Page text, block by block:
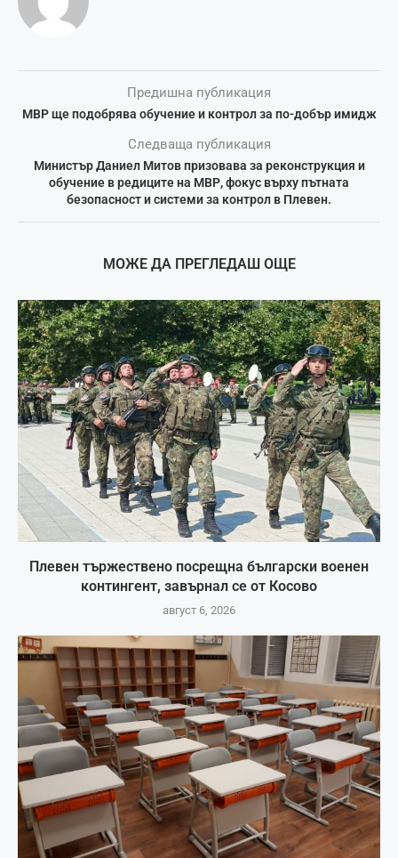
Предишна публикация
МВР ще подобрява обучение и контрол за по-добър имидж
Следваща публикация
Министър Даниел Митов призовава за реконструкция и
обучение в редиците на МВР, фокус върху пътната
безопасност и системи за контрол в Плевен.
МОЖЕ ДА ПРЕГЛЕДАШ ОЩЕ
Плевен тържествено посрещна български военен
контингент, завърнал се от Косово
август 6, 2026